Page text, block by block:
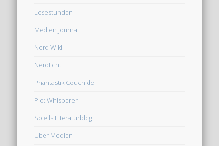
Lesestunden
Medien Journal
Nerd Wiki
Nerdlicht
Phantastik-Couch.de
Plot Whisperer
Soleils Literaturblog
Über Medien